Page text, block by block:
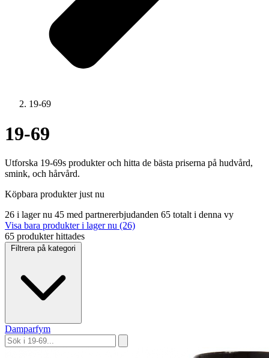
19-69
19-69
Utforska 19-69s produkter och hitta de bästa priserna på hudvård,
smink, och hårvård.
Köpbara produkter just nu
26 i lager nu 45 med partnererbjudanden 65 totalt i denna vy
Visa bara produkter i lager nu (26)
65 produkter hittades
Filtrera på kategori
Damparfym